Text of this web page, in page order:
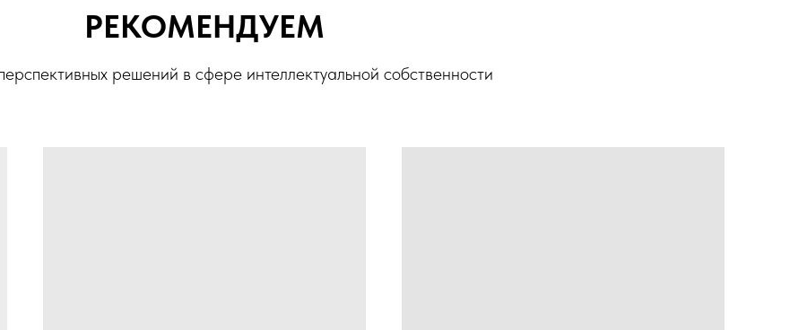
РЕКОМЕНДУЕМ
решений в сфере интеллектуальной собственности